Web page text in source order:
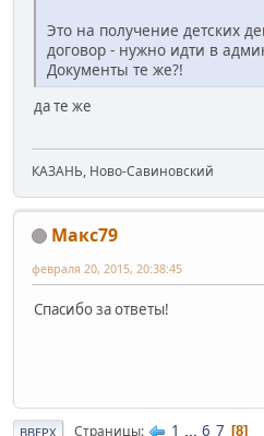
Это на получение детских
договор - нужно идти в
Документы те же?!
да те же
КАЗАНЬ, Ново-Савиновский
Макс79
февраля 20, 2015, 20:38:45
Спасибо за ответы!
ВВЕРХ Страницы 1 ... 6 7 8